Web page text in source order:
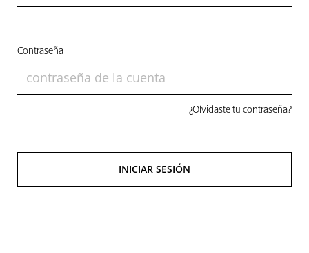
Contraseña
¿Olvidaste tu contraseña?
INICIAR SESIÓN